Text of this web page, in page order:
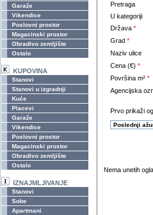
Garaže
Vikendice
Poslovni prostor
Magacinski prostor
Obradivo zemljište
Ostalo
KUPOVINA
Stanovi
Stanovi u izgradnji
Kuće
Placevi
Garaže
Vikendice
Poslovni prostor
Magacinski prostor
Obradivo zemljište
Ostalo
IZNAJMLJIVANJE
Stanovi
Sobe
Apartmani
Pretraga
U kategoriji
Država *
Grad *
Naziv ulice
Cena (€) *
Površina m² *
Agencijska
Prvo prikaži
Nema unetih